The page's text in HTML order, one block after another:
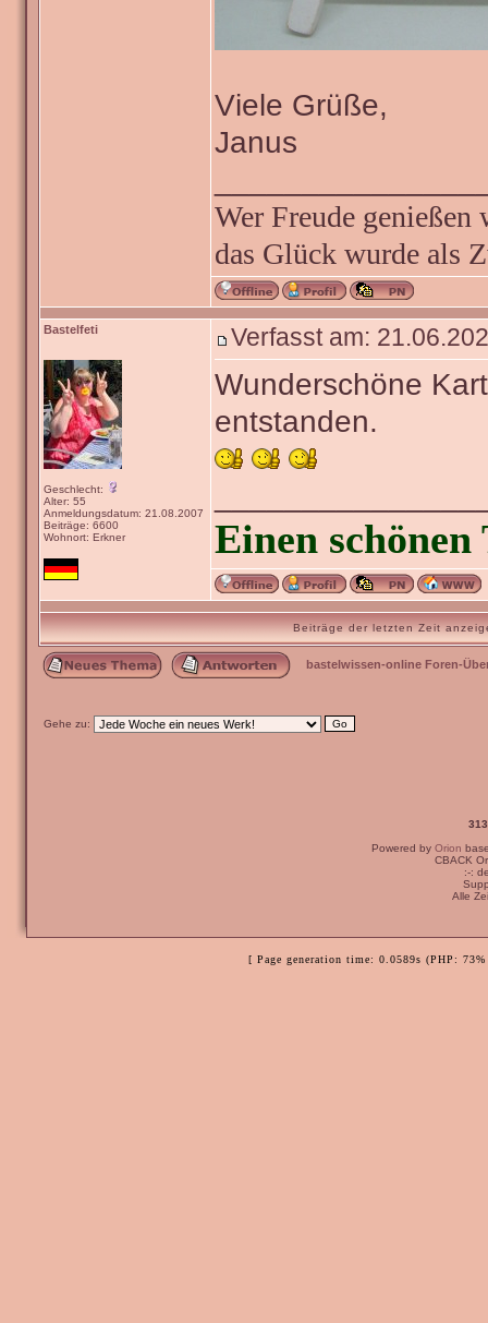
Viele Grüße,
Janus
Wer Freude
das Glück wurde als
Bastelfeti
Geschlecht:
Alter: 55
Anmeldungsdatum: 21.08.2007
Beiträge: 6600
Wohnort: Erkner
Verfasst am:
Wunderschöne
entstanden.
Einen
Beiträge der letzten Zeit
bastelwissen-online Foren-
Gehe zu:
Powered by Orion
CBACK
:-:
Alle
[ Page generation time: 0.0589s (PHP: